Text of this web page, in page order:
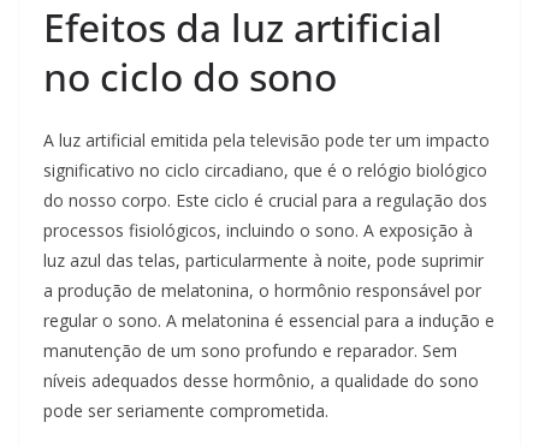
Efeitos da luz artificial
no ciclo do sono
A luz artificial emitida pela televisão pode ter um impacto
significativo no ciclo circadiano, que é o relógio biológico
do nosso corpo. Este ciclo é crucial para a regulação dos
processos fisiológicos, incluindo o sono. A exposição à
luz azul das telas, particularmente à noite, pode suprimir
a produção de melatonina, o hormônio responsável por
regular o sono. A melatonina é essencial para a indução e
manutenção de um sono profundo e reparador. Sem
níveis adequados desse hormônio, a qualidade do sono
pode ser seriamente comprometida.